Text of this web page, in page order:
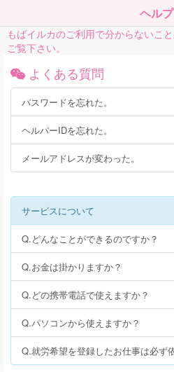
ヘルプ
もばイルカのご利用で分からないこ
ご覧下さい。
よくある質問
パスワードを忘れた。
ヘルパーIDを忘れた。
メールアドレスが変わった。
サービスについて
Q.どんなことができるのですか？
Q.お金は掛かりますか？
Q.どの携帯電話で使えますか？
Q.パソコンから使えますか？
Q.就労希望を登録したお仕事は必ず